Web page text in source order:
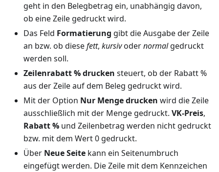
geht in den Belegbetrag ein, unabhängig davon,
ob eine Zeile gedruckt wird.
Das Feld Formatierung gibt die Ausgabe der Zeile
an bzw. ob diesefett, kursivodernormalgedruckt
werden soll.
Zeilenrabatt % drucken steuert, ob der Rabatt %
aus der Zeile auf dem Beleg gedruckt wird.
Mit der Option Nur Menge drucken wird die Zeile
ausschließlich mit der Menge gedruckt. VK-Preis,
Rabatt % und Zeilenbetrag werden nicht gedruckt
bzw. mit dem Wert 0 gedruckt.
Über Neue Seite kann ein Seitenumbruch
eingefügt werden. Die Zeile mit dem Kennzeichen